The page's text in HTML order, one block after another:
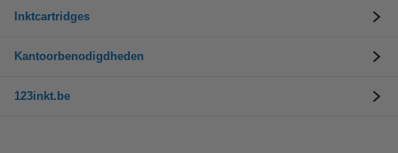
Inktcartridges
Kantoorbenodigdheden
123inkt.be